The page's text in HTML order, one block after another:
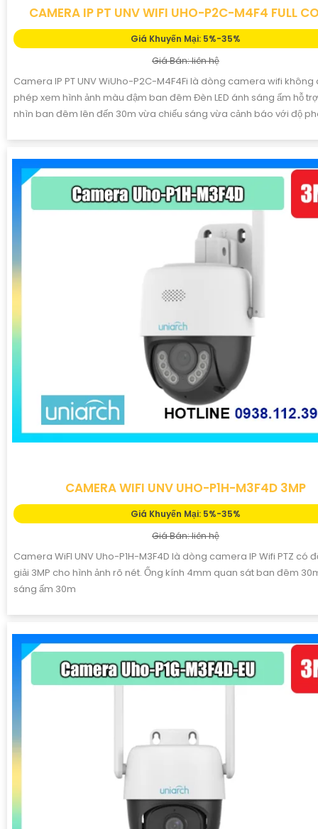
CAMERA IP PT UNV WIFI UHO-P2C-M4F4 FULL
Giá Khuyến Mại: 5%-35%
Giá Bán: liên hệ
Camera IP PT UNV WiUho-P2C-M4F4Fi là dòng camera wifi
phép xem hình ảnh màu đậm ban đêm Đèn LED ánh sáng ấm hỗ
nhìn ban đêm lên đến 30m vừa chiếu sáng vừa cảnh báo với độ
CAMERA WIFI UNV UHO-P1H-M3F4D 3MP
Giá Khuyến Mại: 5%-35%
Giá Bán: liên hệ
Camera WiFI UNV Uho-P1H-M3F4D là dòng camera IP Wifi PTZ có
giải 3MP cho hình ảnh rõ nét. Ống kính 4mm quan sát ban đêm
sáng ấm 30m